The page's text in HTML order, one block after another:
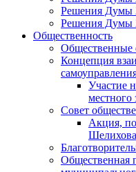
Решения Думы
Решения Думы
Общественность
Общественные
Концепция
Участие
местного
Совет
Акция,
Общественная